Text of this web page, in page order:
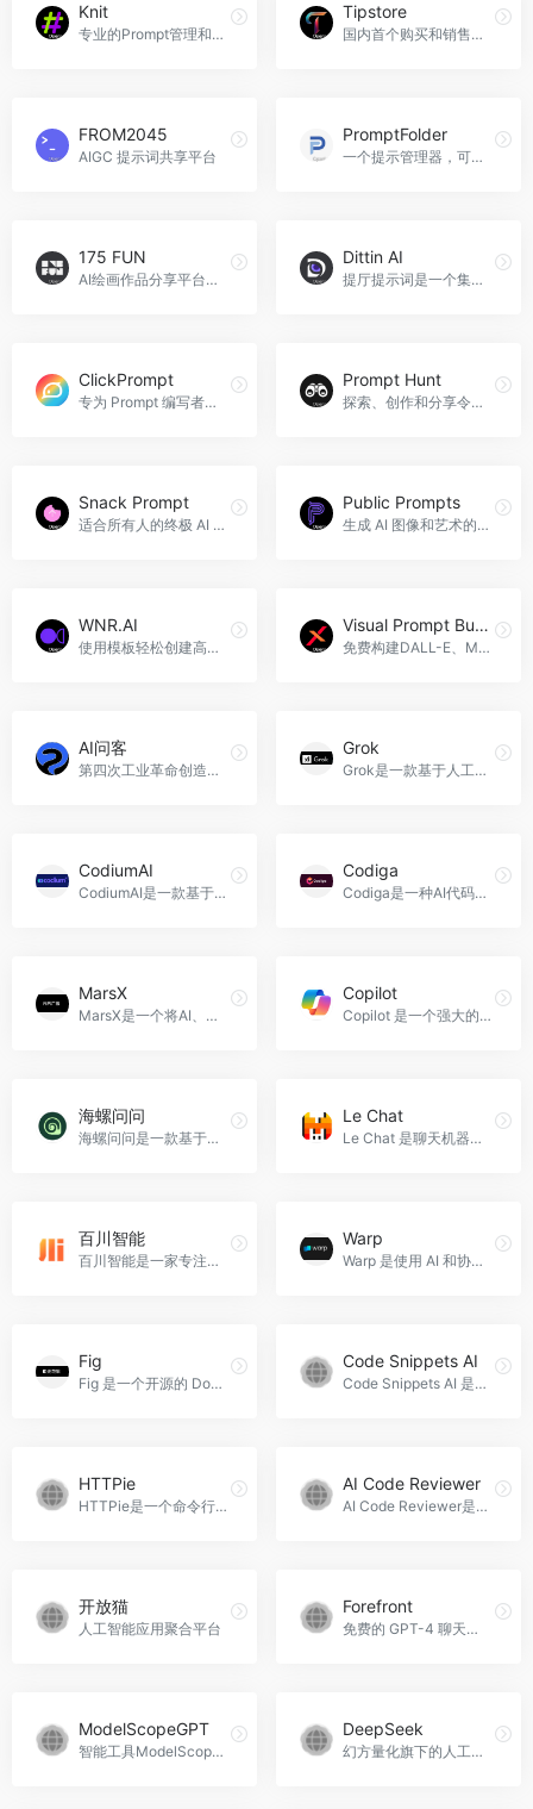
Knit
专业的Prompt管理和调试工具，可免费体验
Tipstore
国内首个购买和销售高质量提示词的交易站
FROM2045
AIGC 提示词共享平台
PromptFolder
一个提示管理器，可以保存、共享和发现 ChatGPT、Midjourney 和其他 AI 工具的提示
175 FUN
AI绘画作品分享平台和AI提示词可视化字典，可免费体验
Dittin AI
提厅提示词是一个集ChatGPT问答聊天、AI提示词模板分享交易与Midjourney Al绘画于一体的一站式Al创作平台!
ClickPrompt
专为 Prompt 编写者设计的工具，简化你的 Prompt 设计之旅
Prompt Hunt
探索、创作和分享令人兴奋的人工智能生成艺术的一站式平台，提供现成模板和自定义模型，能够快速创建出高质量的AI艺术品，AI提示词按主题分类
Snack Prompt
适合所有人的终极 AI 支持提示伴侣
Public Prompts
生成 AI 图像和艺术的提示集锦
WNR.AI
使用模板轻松创建高质量且可自定义提示的平台，免费使用基本功能
Visual Prompt Builder
免费构建DALL-E、Midjourney和其他人工智能艺术生成器的提示词工具
AI问客
第四次工业革命创造的新职业
Grok
Grok是一款基于人工智能的智能对话程序。
CodiumAI
CodiumAI是一款基于人工智能技术的编程句子补全工具，它的主要功能是提供句子级别的代码补全、自动命名和代码翻译功能，帮助开发者快速准确地生成代码。
Codiga
Codiga是一种AI代码实时分析、静态代码分析工具，适用于许多不同的平台、IDE 和其他程序。
MarsX
MarsX是一个将AI、NoCode、Code和微应用结合在一起的开发工具
Copilot
Copilot 是一个强大的 AI 工具，旨在通过智能化的方式帮助用户在编程、日常工作和生活管理等方面提高效率和创造力。
海螺问问
海螺问问是一款基于先进AI生成技术的对话式智能助理。它旨在通过简单的对话为用户提供写作灵感、快速获取信息以及生活帮助。
Le Chat
Le Chat 是聊天机器人或虚拟助手，提供某些特定的功能或服务。
百川智能
百川智能是一家专注于大模型的人工智能公司，致力于通过语言AI的突破，构建中国最优秀的大模型底座。
Warp
Warp 是使用 AI 和协作工具重新构想的终端，可提高生产力。
Fig
Fig 是一个开源的 Docker 开发环境工具，用于定义和运行多容器Docker应用程序。
Code Snippets AI
Code Snippets AI 是一种人工智能技术，它能够理解编程语言和代码片段的上下文，从而帮助开发者通过自动生成代码片段或提供编程建议来提高编程效率。
HTTPie
HTTPie是一个命令行HTTP客户端，用于发送HTTP请求。
AI Code Reviewer
AI Code Reviewer是一款基于人工智能技术开发的代码审查工具。
开放猫
人工智能应用聚合平台
Forefront
免费的 GPT-4 聊天机器人
ModelScopeGPT
智能工具ModelScopeGPT（魔搭GPT），它能接收用户指令，通过“中枢模型”一键调用魔搭社区其他的AI模型，大小模型协同完成复杂任务。
DeepSeek
幻方量化旗下的人工智能公司深度求索（DeepSeek）自主研发的大语言模型开发的智能助手